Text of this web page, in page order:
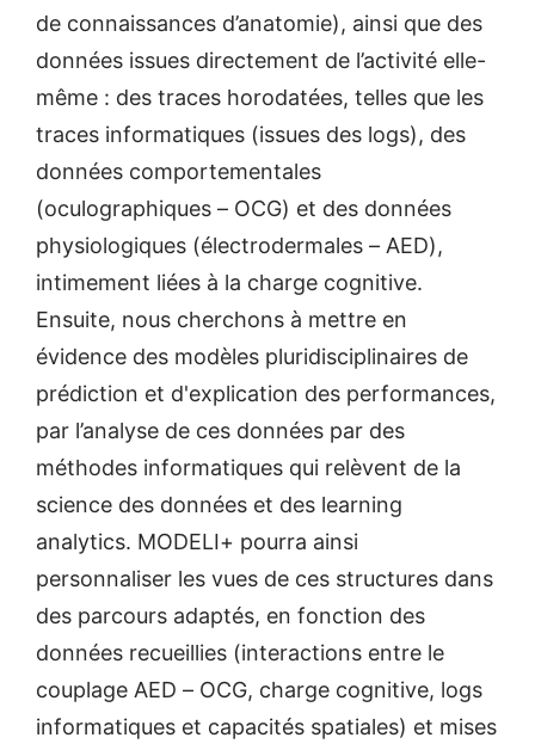
de connaissances d’anatomie), ainsi que des
données issues directement de l’activité elle-
même : des traces horodatées, telles que les
traces informatiques (issues des logs), des
données comportementales
(oculographiques – OCG) et des données
physiologiques (électrodermales – AED),
intimement liées à la charge cognitive.
Ensuite, nous cherchons à mettre en
évidence des modèles pluridisciplinaires de
prédiction et d'explication des performances,
par l’analyse de ces données par des
méthodes informatiques qui relèvent de la
science des données et des learning
analytics. MODELI+ pourra ainsi
personnaliser les vues de ces structures dans
des parcours adaptés, en fonction des
données recueillies (interactions entre le
couplage AED – OCG, charge cognitive, logs
informatiques et capacités spatiales) et mises